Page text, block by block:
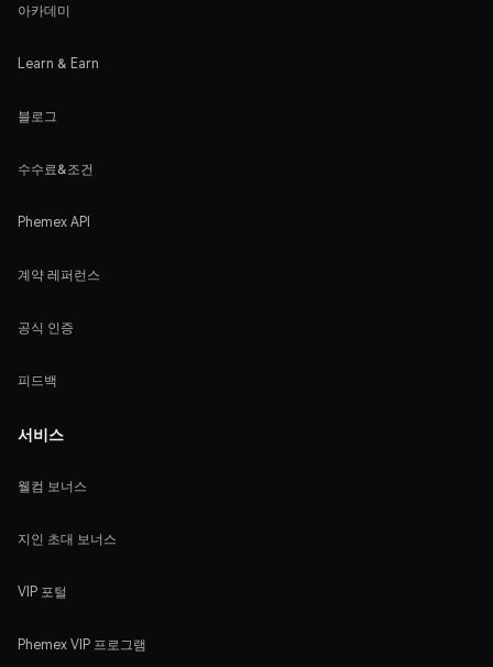
아카데미
Learn & Earn
블로그
수수료&조건
Phemex API
계약 레퍼런스
공식 인증
피드백
서비스
웰컴 보너스
지인 초대 보너스
VIP 포털
Phemex VIP 프로그램